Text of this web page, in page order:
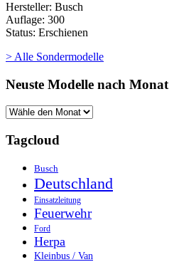
Hersteller: Busch
Auflage: 300
Status: Erschienen
> Alle Sondermodelle
Neuste Modelle nach Monat
Tagcloud
Busch
Deutschland
Einsatzleitung
Feuerwehr
Ford
Herpa
Kleinbus / Van